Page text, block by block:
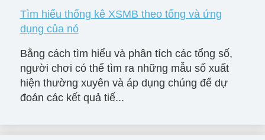
Tìm hiểu thống kê XSMB theo tổng và ứng
dụng của nó
Bằng cách tìm hiểu và phân tích các tổng số,
người chơi có thể tìm ra những mẫu số xuất
hiện thường xuyên và áp dụng chúng để dự
đoán các kết quả tiế...